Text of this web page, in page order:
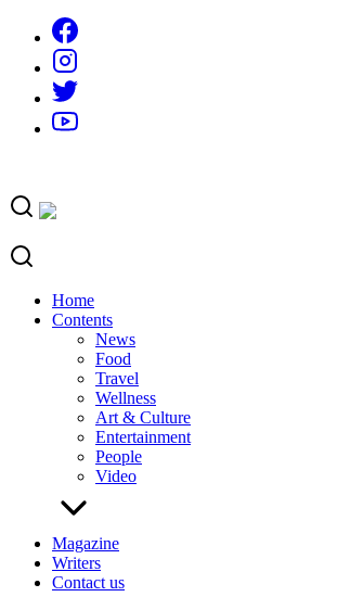
content
Home
Contents
News
Food
Travel
Wellness
Art & Culture
Entertainment
People
Video
Magazine
Writers
Contact us